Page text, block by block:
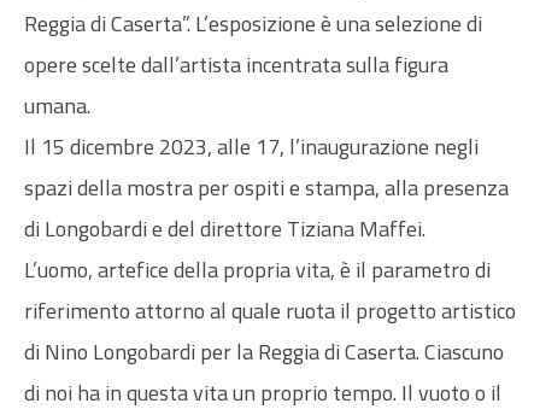
Reggia di Caserta”. L’esposizione è una selezione di
opere scelte dall’artista incentrata sulla figura
umana.
Il 15 dicembre 2023, alle 17, l’inaugurazione negli
spazi della mostra per ospiti e stampa, alla presenza
di Longobardi e del direttore Tiziana Maffei.
L’uomo, artefice della propria vita, è il parametro di
riferimento attorno al quale ruota il progetto artistico
di Nino Longobardi per la Reggia di Caserta. Ciascuno
di noi ha in questa vita un proprio tempo. Il vuoto o il